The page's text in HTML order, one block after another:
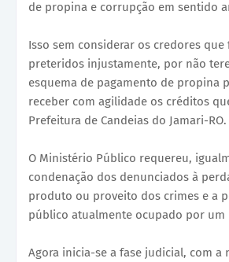
de propina e corrupção em sentido
Isso sem considerar os credores que
preteridos injustamente, por não
esquema de pagamento de propina
receber com agilidade os créditos
Prefeitura de Candeias do Jamari-RO.
O Ministério Público requereu,
condenação dos denunciados à
produto ou proveito dos crimes e a
público atualmente ocupado por um
Agora inicia-se a fase judicial, com a